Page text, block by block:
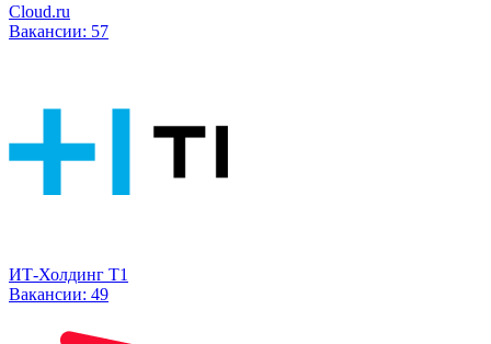
Cloud.ru
Вакансии: 57
ИТ-Холдинг Т1
Вакансии: 49